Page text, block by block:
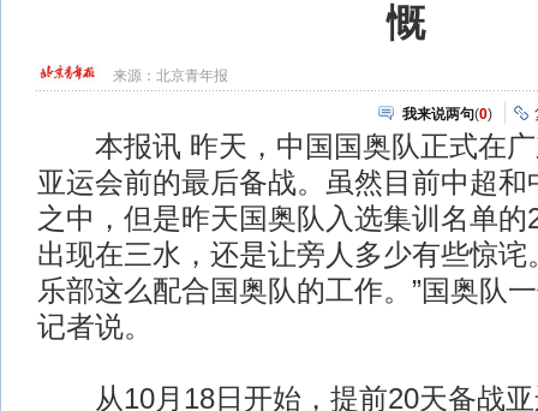
慨
来源：北京青年报
我来说两句(0)
本报讯 昨天，中国国奥队正式在广
亚运会前的最后备战。虽然目前中超和
之中，但是昨天国奥队入选集训名单的
出现在三水，还是让旁人多少有些惊诧
乐部这么配合国奥队的工作。”国奥队
记者说。
从10月18日开始，提前20天备战亚